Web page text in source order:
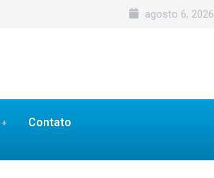
agosto 6, 2026
Contato